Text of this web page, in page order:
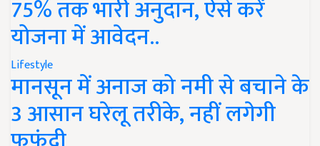
75% तक भारी अनुदान, ऐसे करें
योजना में आवेदन..
Lifestyle
मानसून में अनाज को नमी से बचाने के
3 आसान घरेलू तरीके, नहीं लगेगी